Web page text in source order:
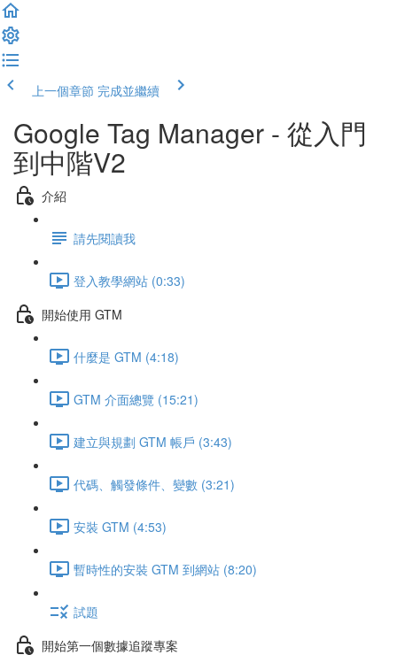
上一個章節 完成並繼續
Google Tag Manager - 從入門
到中階V2
介紹
請先閱讀我
登入教學網站 (0:33)
開始使用 GTM
什麼是 GTM (4:18)
GTM 介面總覽 (15:21)
建立與規劃 GTM 帳戶 (3:43)
代碼、觸發條件、變數 (3:21)
安裝 GTM (4:53)
暫時性的安裝 GTM 到網站 (8:20)
試題
開始第一個數據追蹤專案